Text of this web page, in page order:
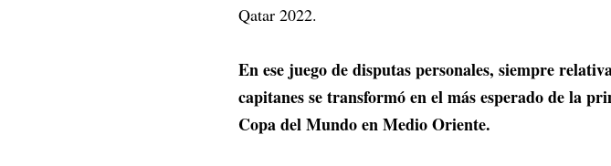
Qatar 2022.
En ese juego de disputas personales, siempre
capitanes se transformó en el más esperado de la
Copa del Mundo en Medio Oriente.